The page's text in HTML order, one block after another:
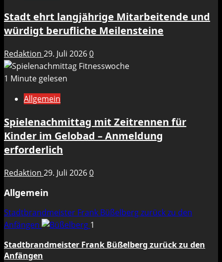
Stadt ehrt langjährige Mitarbeitende und
würdigt berufliche Meilensteine
Redaktion 29. Juli 20260
1 Minute gelesen
Allgemein
Spielenachmittag mit Zeitrennen für
Kinder im Gelobad – Anmeldung
erforderlich
Redaktion 29. Juli 20260
Allgemein
Stadtbrandmeister Frank Büßelberg zurück zu den
Anfängen
1
Stadtbrandmeister Frank Büßelberg zurück zu den
Anfängen